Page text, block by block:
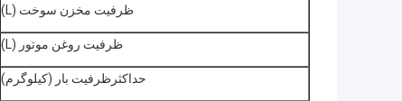
ظرفیت مخزن سوخت (L)
ظرفیت روغن موتور (L)
حداکثرظرفیت بار (کیلوگرم)